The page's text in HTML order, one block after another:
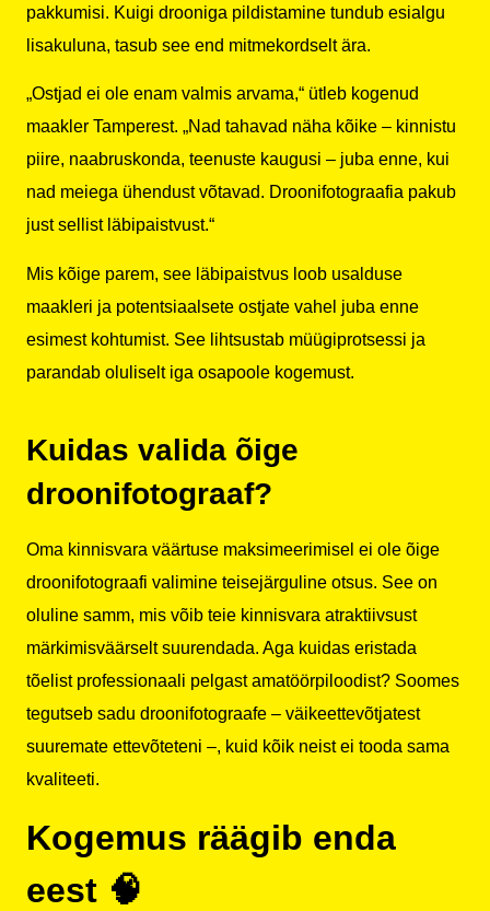
pakkumisi. Kuigi drooniga pildistamine tundub esialgu
lisakuluna, tasub see end mitmekordselt ära.
„Ostjad ei ole enam valmis arvama,“ ütleb kogenud
maakler Tamperest. „Nad tahavad näha kõike – kinnistu
piire, naabruskonda, teenuste kaugusi – juba enne, kui
nad meiega ühendust võtavad. Droonifotograafia pakub
just sellist läbipaistvust.“
Mis kõige parem, see läbipaistvus loob usalduse
maakleri ja potentsiaalsete ostjate vahel juba enne
esimest kohtumist. See lihtsustab müügiprotsessi ja
parandab oluliselt iga osapoole kogemust.
Kuidas valida õige
droonifotograaf?
Oma kinnisvara väärtuse maksimeerimisel ei ole õige
droonifotograafi valimine teisejärguline otsus. See on
oluline samm, mis võib teie kinnisvara atraktiivsust
märkimisväärselt suurendada. Aga kuidas eristada
tõelist professionaali pelgast amatöörpiloodist? Soomes
tegutseb sadu droonifotograafe – väikeettevõtjatest
suuremate ettevõteteni –, kuid kõik neist ei tooda sama
kvaliteeti.
Kogemus räägib enda
eest 🧠